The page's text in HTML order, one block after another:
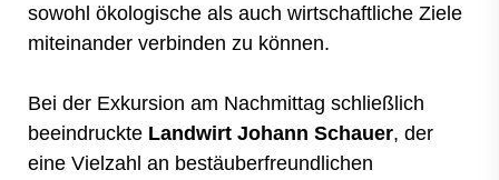
sowohl ökologische als auch wirtschaftliche Ziele
miteinander verbinden zu können.
Bei der Exkursion am Nachmittag schließlich
beeindruckte Landwirt Johann Schauer, der
eine Vielzahl an bestäuberfreundlichen